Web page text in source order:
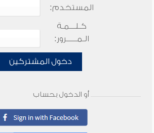
المستخدم:
كـلـــمـة
الـمـــــرور:
دخول المشتركين
أو الدخول بحساب